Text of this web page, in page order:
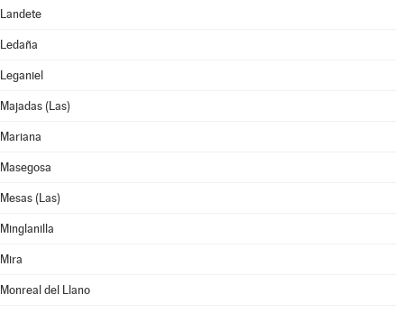
Landete
Ledaña
Leganiel
Majadas (Las)
Mariana
Masegosa
Mesas (Las)
Minglanilla
Mira
Monreal del Llano